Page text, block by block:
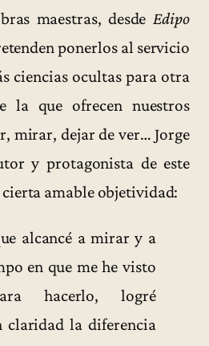
maestras, desde Edipo
ponerlos al servicio
ciencias ocultas para otra
la que ofrecen nuestros
mirar, dejar de ver… Jorge
y protagonista de este
amable objetividad:
alcancé a mirar y a
en que me he visto
hacerlo, logré
claridad la diferencia